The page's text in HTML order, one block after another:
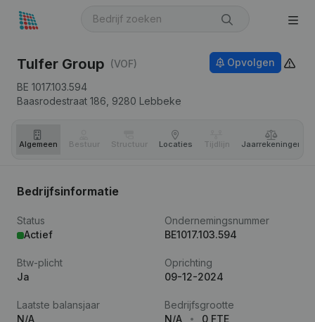
Tulfer Group (VOF)
BE 1017.103.594
Baasrodestraat 186, 9280 Lebbeke
Opvolgen
Algemeen Bestuur Structuur Locaties Tijdlijn Jaar­rekeningen
Bedrijfsinformatie
Status
Actief
Ondernemingsnummer
BE1017.103.594
Btw-plicht
Ja
Oprichting
09-12-2024
Laatste balansjaar
N/A
Bedrijfsgrootte
N/A
0 FTE